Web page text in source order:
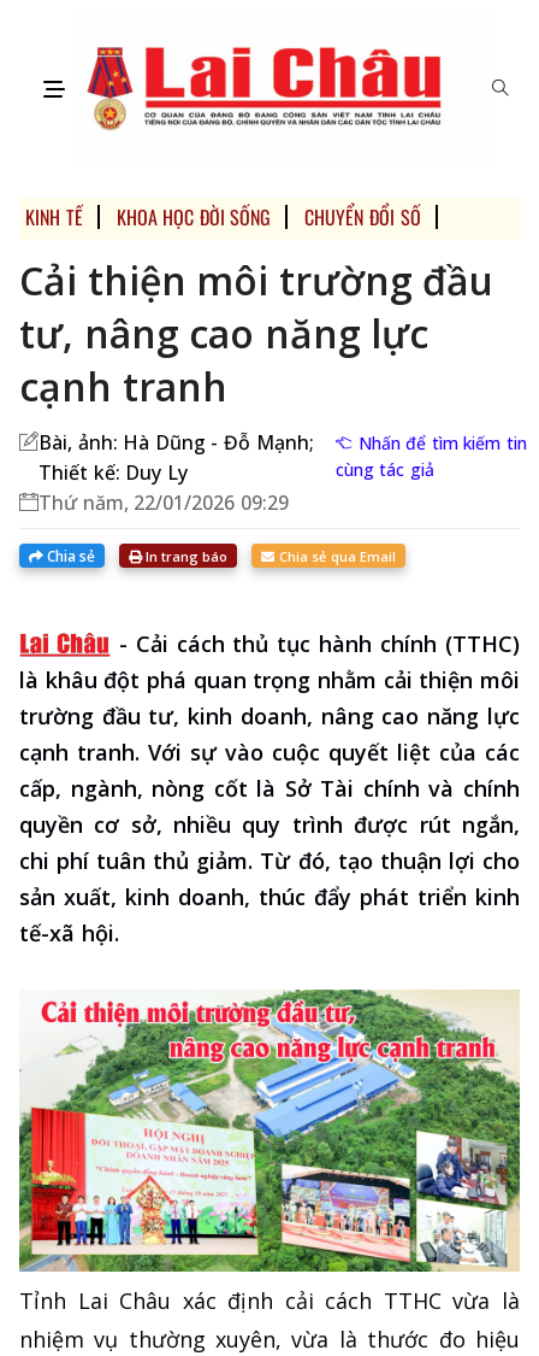
KINH TẾ KHOA HỌC ĐỜI SỐNG CHUYỂN ĐỔI SỐ
Cải thiện môi trường đầu
tư, nâng cao năng lực
cạnh tranh
Bài, ảnh: Hà Dũng - Đỗ Mạnh;
Thiết kế: Duy Ly
Nhấn để tìm kiếm tin
cùng tác giả
Thứ năm, 22/01/2026 09:29
Chia sẻ In trang báo Chia sẻ qua Email
- Cải cách thủ tục hành chính (TTHC)
là khâu đột phá quan trọng nhằm cải thiện môi
trường đầu tư, kinh doanh, nâng cao năng lực
cạnh tranh. Với sự vào cuộc quyết liệt của các
cấp, ngành, nòng cốt là Sở Tài chính và chính
quyền cơ sở, nhiều quy trình được rút ngắn,
chi phí tuân thủ giảm. Từ đó, tạo thuận lợi cho
sản xuất, kinh doanh, thúc đẩy phát triển kinh
tế-xã hội.
Tỉnh Lai Châu xác định cải cách TTHC vừa là
nhiệm vụ thường xuyên, vừa là thước đo hiệu